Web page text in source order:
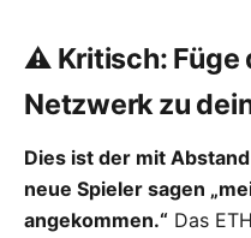
⚠️ Kritisch: Füge
Netzwerk zu
Dies ist der mit
neue Spieler sagen
angekommen.“ Das